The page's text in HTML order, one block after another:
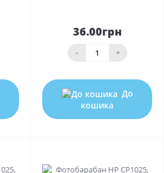
36.00грн
- +
До
кошика